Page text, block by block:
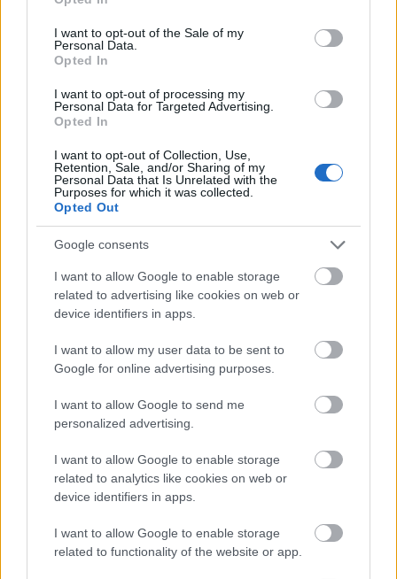
use your data for below specified purposes in below Google
consent section.
I want to opt-out of the Sale of my
Personal Data.
Opted In
I want to opt-out of processing my
Personal Data for Targeted Advertising.
Opted In
I want to opt-out of Collection, Use,
Retention, Sale, and/or Sharing of my
Personal Data that Is Unrelated with the
Purposes for which it was collected.
Opted Out
Google consents
I want to allow Google to enable storage
related to advertising like cookies on web or
device identifiers in apps.
I want to allow my user data to be sent to
Google for online advertising purposes.
I want to allow Google to send me
personalized advertising.
I want to allow Google to enable storage
related to analytics like cookies on web or
device identifiers in apps.
I want to allow Google to enable storage
related to functionality of the website or app.
Egy igazi kis oázis a Duna-parton
Csabi Konyhája•2026. július 19.
Dunakeszi szabadstranddal, illetve az ott
állomásozóMi a Kaviccsal. Legutóbbi tekerésemről
Lazacos pizza a Don Pepe júliusi
ajánlata
Sajnos ezúttal sem sikerült egy elfogadható
szintet megugorni
Csabi Konyhája •2026. július 13.